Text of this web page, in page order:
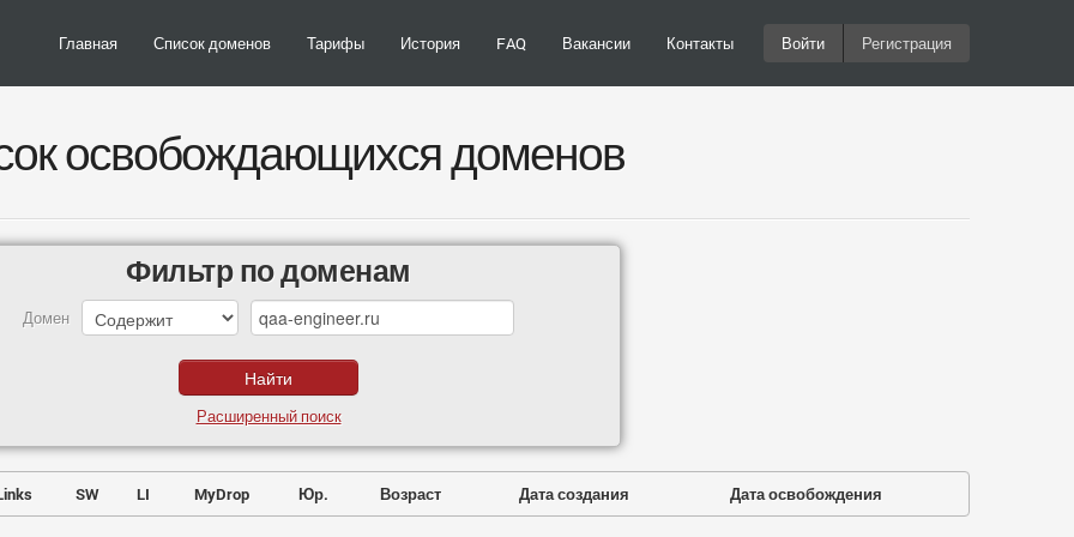
Главная Список доменов Тарифы История FAQ Вакансии Контакты Войти Регистрация
освобождающихся доменов
Фильтр по доменам
Домен
Расширенный поиск
SW LI MyDrop Юр. Возраст Дата создания Дата освобождения